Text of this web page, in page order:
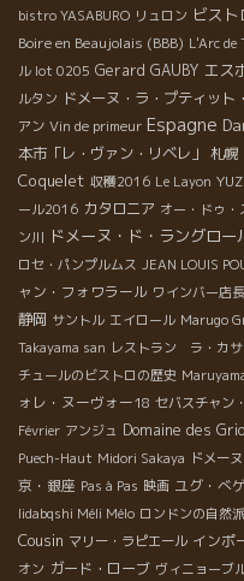
bistro YASABURO リュロン ビス
Boire en Beaujolais (BBB) L'Arc de
ル lot 0205 Gerard GAUBY エス
ルタン ドメーヌ・ラ・プティット
アン Vin de primeur Espagne
本市「レ・ヴァン・リベレ」 札幌
Coquelet 収穫2016 Le Layon
ール2016 カタロニア オー・ドゥ
ン川 ドメーヌ・ド・ラングロー
ロセ・パンプルムス JEAN LOUIS
ャン・フォワラール ワインバー店
静岡 サントル エイロール Marugo
Takayama san レストラン ラ・カサ
チュールのビストロの歴史
ォレ・ヌーヴォー18 セバスチャン
Février アンジュ Domaine des
Puech-Haut Midori Sakaya ドメー
京・銀座 Pas à Pas 映画 ユグ・べ
Iidabqshi Méli Mélo ロンドンの自然
Cousin マリー・ラピエール インポ
オン ガード・ローブ ヴィニョーブ